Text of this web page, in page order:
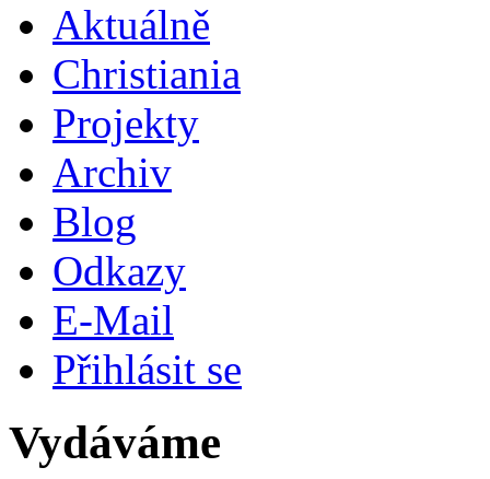
Aktuálně
Christiania
Projekty
Archiv
Blog
Odkazy
E-Mail
Přihlásit se
Vydáváme